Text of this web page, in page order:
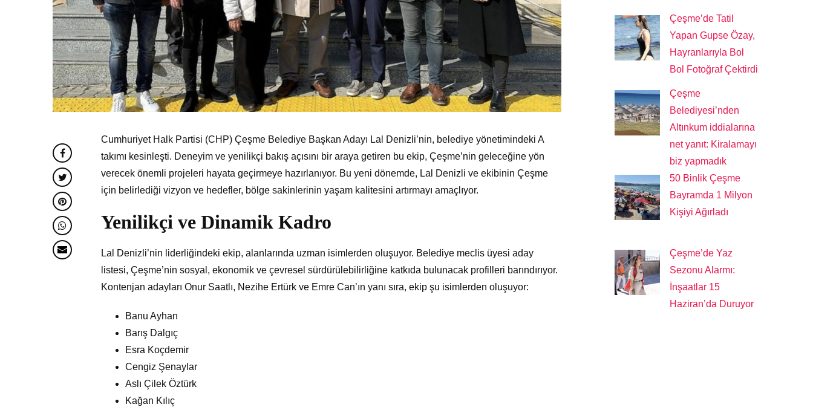
Cumhuriyet Halk Partisi (CHP) Çeşme Belediye Başkan Adayı Lal Denizli’nin, belediye yönetimindeki A
takımı kesinleşti. Deneyim ve yenilikçi bakış açısını bir araya getiren bu ekip, Çeşme’nin geleceğine yön
verecek önemli projeleri hayata geçirmeye hazırlanıyor. Bu yeni dönemde, Lal Denizli ve ekibinin Çeşme
için belirlediği vizyon ve hedefler, bölge sakinlerinin yaşam kalitesini artırmayı amaçlıyor.
Yenilikçi ve Dinamik Kadro
Lal Denizli’nin liderliğindeki ekip, alanlarında uzman isimlerden oluşuyor. Belediye meclis üyesi aday
listesi, Çeşme’nin sosyal, ekonomik ve çevresel sürdürülebilirliğine katkıda bulunacak profilleri barındırıyor.
Kontenjan adayları Onur Saatlı, Nezihe Ertürk ve Emre Can’ın yanı sıra, ekip şu isimlerden oluşuyor:
Banu Ayhan
Barış Dalgıç
Esra Koçdemir
Cengiz Şenaylar
Aslı Çilek Öztürk
Kağan Kılıç
Çeşme’de Tatil
Yapan Gupse Özay,
Hayranlarıyla Bol
Bol Fotoğraf Çektirdi
Çeşme
Belediyesi’nden
Altınkum iddialarına
net yanıt: Kiralamayı
biz yapmadık
50 Binlik Çeşme
Bayramda 1 Milyon
Kişiyi Ağırladı
Çeşme’de Yaz
Sezonu Alarmı:
İnşaatlar 15
Haziran’da Duruyor